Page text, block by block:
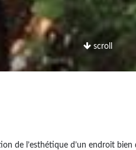
scroll
de l’esthétique d’un endroit bien